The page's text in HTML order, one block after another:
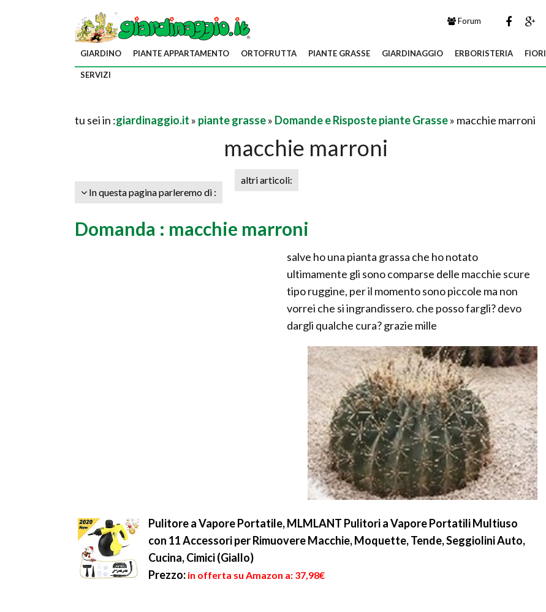
Forum
GIARDINO PIANTE APPARTAMENTO ORTOFRUTTA PIANTE GRASSE GIARDINAGGIO ERBORISTERIA FIORI
SERVIZI
tu sei in :giardinaggio.it » piante grasse» Domande e Risposte piante Grasse» macchie marroni
macchie marroni
In questa pagina parleremo di :
altri articoli:
Domanda : macchie marroni
salve ho una pianta grassa che ho notato
ultimamente gli sono comparse delle macchie scure
tipo ruggine, per il momento sono piccole ma non
vorrei che si ingrandissero. che posso fargli? devo
dargli qualche cura? grazie mille
Pulitore a Vapore Portatile, MLMLANT Pulitori a Vapore Portatili Multiuso
con 11 Accessori per Rimuovere Macchie, Moquette, Tende, Seggiolini Auto,
Cucina, Cimici (Giallo)
Prezzo: in offerta su Amazon a: 37,98€